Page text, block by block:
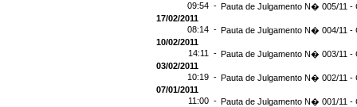
09:54 - Pauta de Julgamento N� 005/11 -
17/02/2011
08:14 - Pauta de Julgamento N� 004/11 -
10/02/2011
14:11 - Pauta de Julgamento N� 003/11 -
03/02/2011
10:19 - Pauta de Julgamento N� 002/11 -
07/01/2011
11:00 - Pauta de Julgamento N� 001/11 -